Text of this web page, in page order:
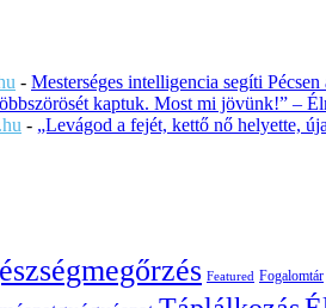
- Mesterséges intelligencia segíti
kaptuk. Most mi jövünk!” –
- „Levágod a fejét, kettő nő helyette,
Featured Fogalomtár